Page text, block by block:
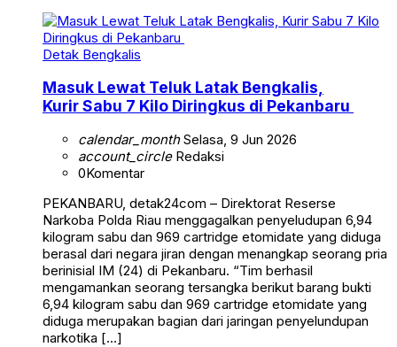
Detak Bengkalis
Masuk Lewat Teluk Latak Bengkalis,
Kurir Sabu 7 Kilo Diringkus di Pekanbaru
calendar_monthSelasa, 9 Jun 2026
account_circleRedaksi
0Komentar
PEKANBARU, detak24com – Direktorat Reserse
Narkoba Polda Riau menggagalkan penyeludupan 6,94
kilogram sabu dan 969 cartridge etomidate yang diduga
berasal dari negara jiran dengan menangkap seorang pria
berinisial IM (24) di Pekanbaru. “Tim berhasil
mengamankan seorang tersangka berikut barang bukti
6,94 kilogram sabu dan 969 cartridge etomidate yang
diduga merupakan bagian dari jaringan penyelundupan
narkotika […]